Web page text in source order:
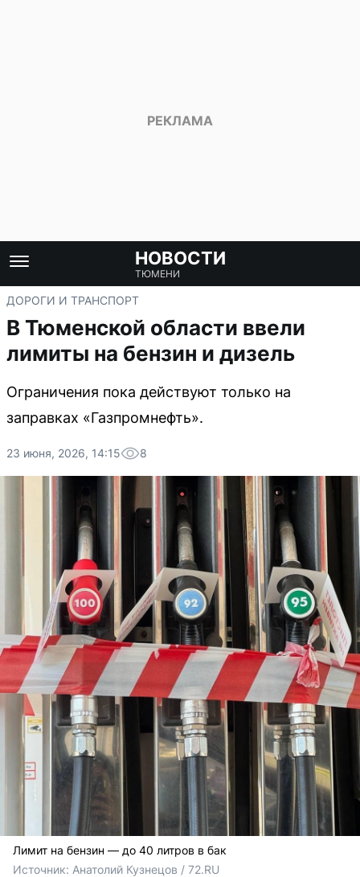
НОВОСТИ
ТЮМЕНИ
ДОРОГИ И ТРАНСПОРТ
В Тюменской области ввели
лимиты на бензин и дизель
Ограничения пока действуют только на
заправках «Газпромнефть».
23 июня, 2026, 14:15 8
Лимит на бензин — до 40 литров в бак
Источник: Анатолий Кузнецов / 72.RU